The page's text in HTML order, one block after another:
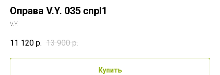
Оправа V.Y. 035 cnpl1
V.Y.
11 120 р. 13 900 р.
Купить